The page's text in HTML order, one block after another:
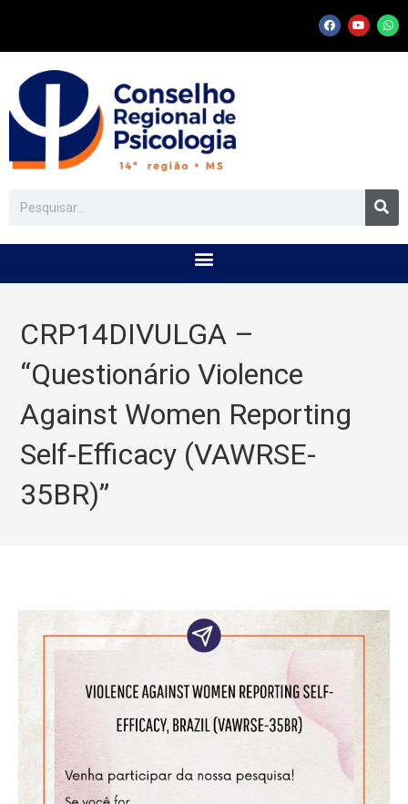
CRP14DIVULGA –
“Questionário Violence
Against Women Reporting
Self-Efficacy (VAWRSE-
35BR)”